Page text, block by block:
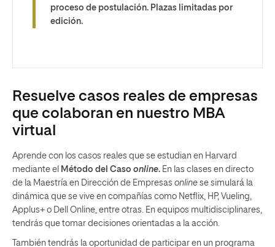
proceso de postulación. Plazas limitadas por
edición.
Resuelve casos reales de empresas
que colaboran en nuestro MBA
virtual
Aprende con los casos reales que se estudian en Harvard
mediante el Método del Caso online. En las clases en directo
de la Maestría en Dirección de Empresas online se simulará la
dinámica que se vive en compañías como Netflix, HP, Vueling,
Applus+ o Dell Online, entre otras. En equipos multidisciplinares,
tendrás que tomar decisiones orientadas a la acción.
También tendrás la oportunidad de participar en un programa